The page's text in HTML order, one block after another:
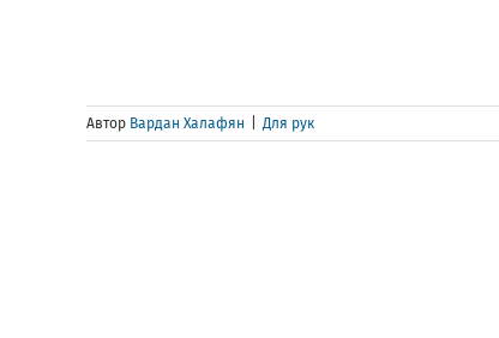
Автор Вардан Халафян Для рук